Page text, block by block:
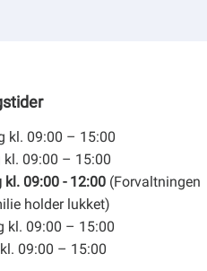
kl. 09:00 – 15:00
kl. 09:00 – 15:00
kl. 09:00 - 12:00 (Forvaltningen
holder lukket)
kl. 09:00 – 15:00
09:00 – 15:00